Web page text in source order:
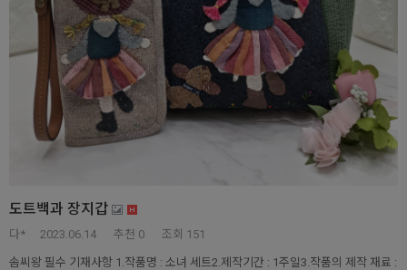
도트백과 장지갑
다* 2023.06.14 추천 0 조회 151
솜씨왕 필수 기재사항 1.작품명 : 소녀 세트2.제작기간 : 1주일3.작품의 제작 재료 :